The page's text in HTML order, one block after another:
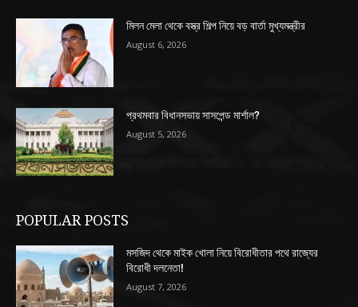
মিলন মেলা থেকে বস্ত্র শিল্প নিয়ে বড় বার্তা মুখ্যমন্ত্রীর
August 6, 2026
প্রথমবার বিধানসভায় সাসপেন্ড মার্শাল?
August 5, 2026
POPULAR POSTS
মসজিদ থেকে মাইক খোলা নিয়ে বিরোধীতার পথে রাজ্যের
বিরোধী দলনেতা!
August 7, 2026